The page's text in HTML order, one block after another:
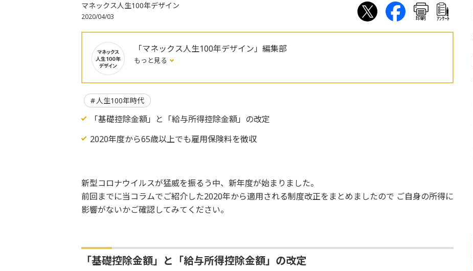
マネックス人生100年デザイン
2020/04/03 印刷 ｱﾝｹｰﾄ
「マネックス人生100年デザイン」編集部
もっと見る
人生100年時代
「基礎控除金額」と「給与所得控除金額」の改定
2020年度から65歳以上でも雇用保険料を徴収
新型コロナウイルスが猛威を振るう中、新年度が始まりました。
前回までに当コラムでご紹介した2020年から適用される制度改正をまとめましたので ご自身の所得に
影響がないかご確認してみてください。
「基礎控除金額」と「給与所得控除金額」の改定